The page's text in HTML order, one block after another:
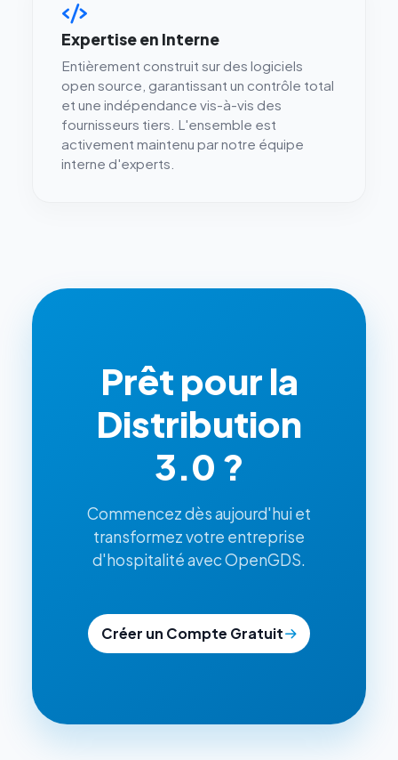
Expertise en Interne
Entièrement construit sur des logiciels
open source, garantissant un contrôle total
et une indépendance vis-à-vis des
fournisseurs tiers. L'ensemble est
activement maintenu par notre équipe
interne d'experts.
Prêt pour la
Distribution
3.0 ?
Commencez dès aujourd'hui et
transformez votre entreprise
d'hospitalité avec OpenGDS.
Créer un Compte Gratuit